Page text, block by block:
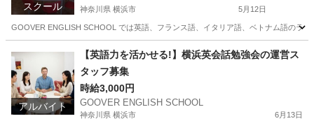
スクール 神奈川県 横浜市 5月12日
GOOVER ENGLISH SCHOOL では英語、フランス語、イタリア語、ベトナム語のラ
その他 ドイツ語
アルバイト
【英語力を活かせる!】横浜英会話勉強会の運営ス
タッフ募集
時給3,000円
GOOVER ENGLISH SCHOOL
神奈川県 横浜市 6月13日